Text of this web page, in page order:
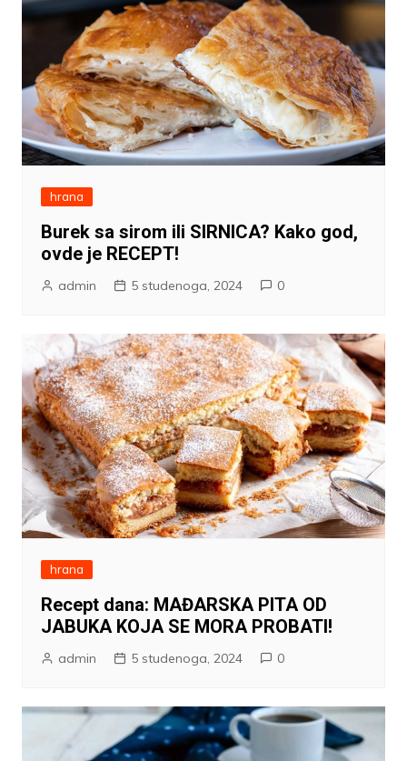
hrana
Burek sa sirom ili SIRNICA? Kako god,
ovde je RECEPT!
admin 5 studenoga, 2024 0
hrana
Recept dana: MAĐARSKA PITA OD
JABUKA KOJA SE MORA PROBATI!
admin 5 studenoga, 2024 0